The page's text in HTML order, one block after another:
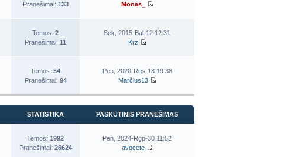
Pranešimai: 133
Monas_
Temos: 2
Pranešimai: 11
Sek, 2015-Bal-12 12:31
Krz
Temos: 54
Pranešimai: 94
Pen, 2020-Rgs-18 19:38
Marčius13
STATISTIKA PASKUTINIS PRANEŠIMAS
Temos: 1992
Pranešimai: 26624
Pen, 2024-Rgp-30 11:52
avocete